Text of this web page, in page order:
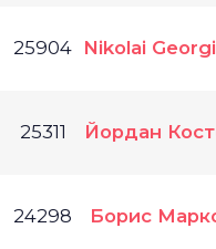
25904 Nikolai
25311 Йордан
24298 Борис